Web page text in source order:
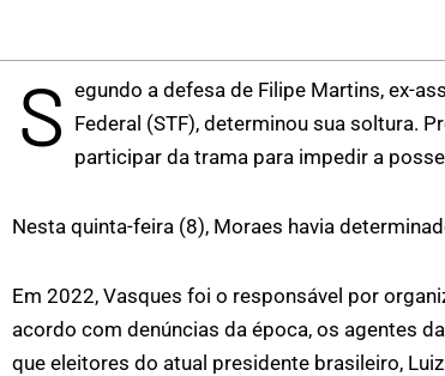
S egundo a defesa de Filipe Martins, ex-
Federal (STF), determinou sua soltura.
participar da trama para impedir a
Nesta quinta-feira (8), Moraes havia
Em 2022, Vasques foi o responsável por
acordo com denúncias da época, os agentes
que eleitores do atual presidente brasileiro,